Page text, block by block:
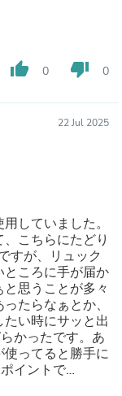
thumb_up 0 thumb_down 0
22 Jul 2025
していました。
こちらにたどり
すが、リュック
ところに手が届か
思うことが多々
たらなぁとか、
い時にサッと出
かったです。あ
ってると勝手に
イントで